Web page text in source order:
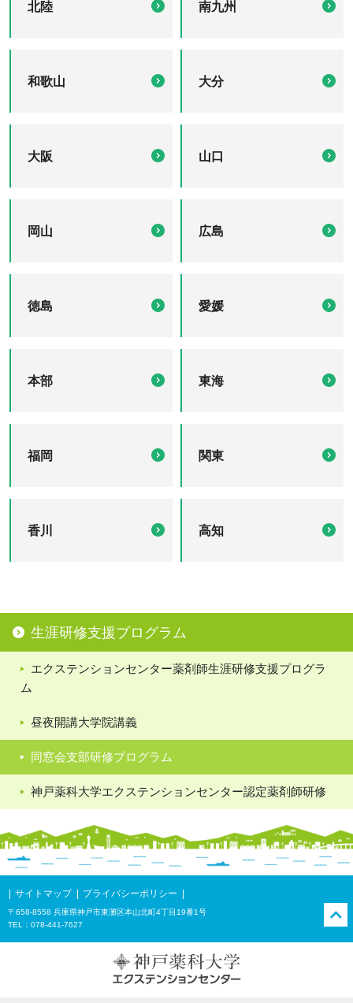
北陸 南九州
和歌山 大分
大阪 山口
岡山 広島
徳島 愛媛
本部 東海
福岡 関東
香川 高知
生涯研修支援プログラム
エクステンションセンター薬剤師生涯研修支援プログラ
ム
昼夜開講大学院講義
同窓会支部研修プログラム
神戸薬科大学エクステンションセンター認定薬剤師研修
サイトマップ プライバシーポリシー
〒658-8558 兵庫県神戸市東灘区本山北町4丁目19番1号
TEL：078-441-7627